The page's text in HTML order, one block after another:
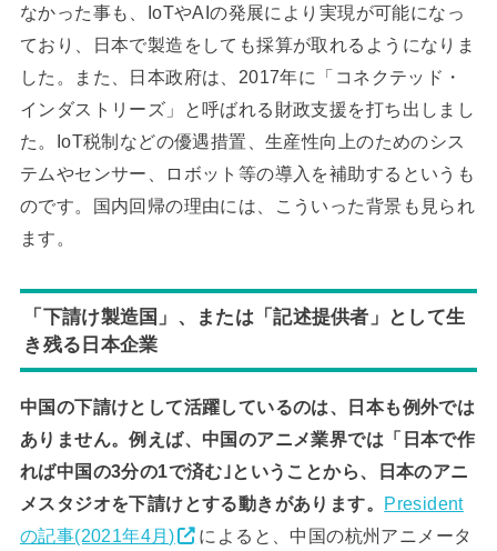
なかった事も、IoTやAIの発展により実現が可能になっ
ており、日本で製造をしても採算が取れるようになりま
した。また、日本政府は、2017年に「コネクテッド・
インダストリーズ」と呼ばれる財政支援を打ち出しまし
た。IoT税制などの優遇措置、生産性向上のためのシス
テムやセンサー、ロボット等の導入を補助するというも
のです。国内回帰の理由には、こういった背景も見られ
ます。
「下請け製造国」、または「記述提供者」として生
き残る日本企業
中国の下請けとして活躍しているのは、日本も例外では
ありません。例えば、中国のアニメ業界では「日本で作
れば中国の3分の1で済む｣ということから、日本のアニ
メスタジオを下請けとする動きがあります。
President
の記事(2021年4月)
によると、中国の杭州アニメータ